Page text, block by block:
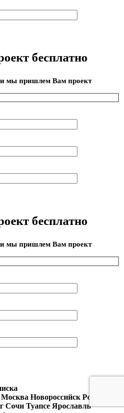
бесплатно
и мы пришлем Вам проект
бесплатно
и мы пришлем Вам проект
Москва Новороссийск Ростов
Сочи Туапсе Ярославль